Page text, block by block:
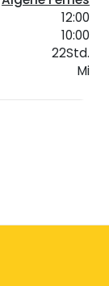
12:00
10:00
22Std.
Mi